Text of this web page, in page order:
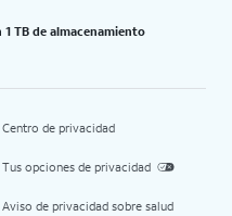
1 TB de almacenamiento
Centro de privacidad
Tus opciones de privacidad
Aviso de privacidad sobre salud